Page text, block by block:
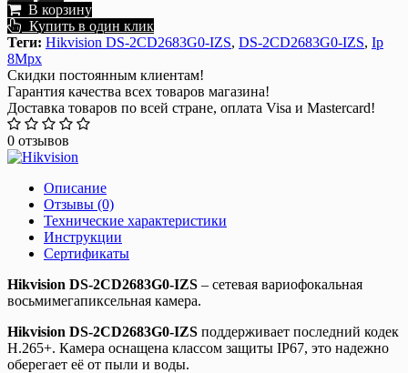
В корзину
Купить в один клик
Теги: Hikvision DS-2CD2683G0-IZS, DS-2CD2683G0-IZS, Ip
8Mpx
Скидки постоянным клиентам!
Гарантия качества всех товаров магазина!
Доставка товаров по всей стране, оплата Visa и Mastercard!
0 отзывов
Описание
Отзывы (0)
Технические характеристики
Инструкции
Сертификаты
Hikvision DS-2CD2683G0-IZS – сетевая вариофокальная
восьмимегапиксельная камера.
Hikvision DS-2CD2683G0-IZS поддерживает последний кодек
Н.265+. Камера оснащена классом защиты IP67, это надежно
оберегает её от пыли и воды.